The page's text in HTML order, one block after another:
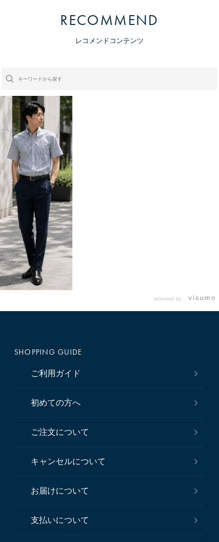
RECOMMEND
レコメンドコンテンツ
powered by
SHOPPING GUIDE
ご利用ガイド
初めての方へ
ご注文について
キャンセルについて
お届けについて
支払いについて